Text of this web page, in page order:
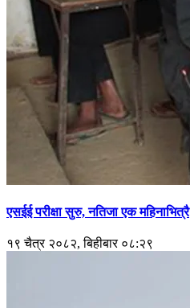
एसईई परीक्षा सुरु, नतिजा एक महिनाभित्रै
१९ चैत्र २०८२, बिहीबार ०८:२९